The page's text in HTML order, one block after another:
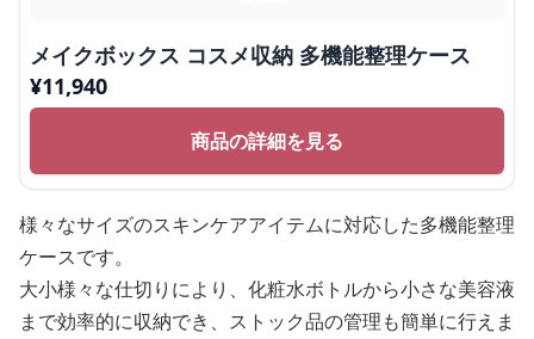
メイクボックス コスメ収納 多機能整理ケース
¥11,940
商品の詳細を見る
様々なサイズのスキンケアアイテムに対応した多機能整理
ケースです。
大小様々な仕切りにより、化粧水ボトルから小さな美容液
まで効率的に収納でき、ストック品の管理も簡単に行えま